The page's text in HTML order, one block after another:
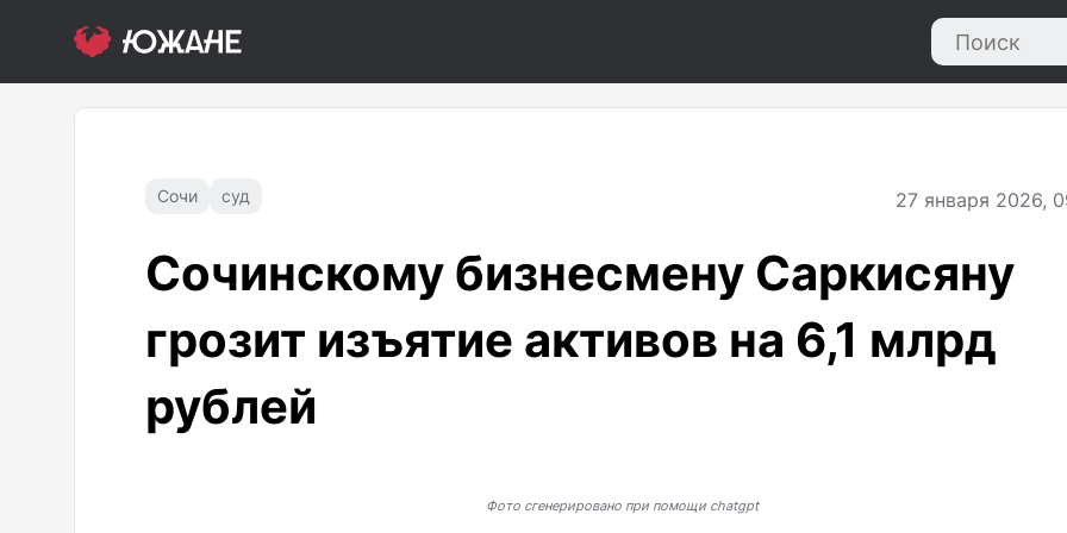
Сочи суд 27 января 2026,
Сочинскому бизнесмену Саркисяну
грозит изъятие активов на 6,1 млрд
рублей
Фото сгенерировано при помощи chatgpt